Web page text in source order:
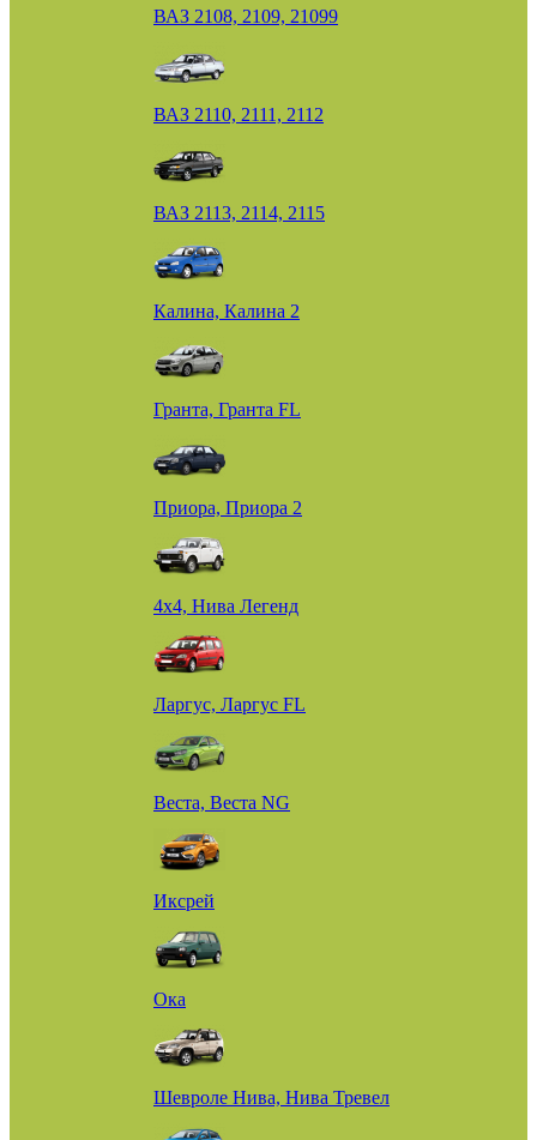
ВАЗ 2108, 2109, 21099
ВАЗ 2110, 2111, 2112
ВАЗ 2113, 2114, 2115
Калина, Калина 2
Гранта, Гранта FL
Приора, Приора 2
4х4, Нива Легенд
Ларгус, Ларгус FL
Веста, Веста NG
Иксрей
Ока
Шевроле Нива, Нива Тревел